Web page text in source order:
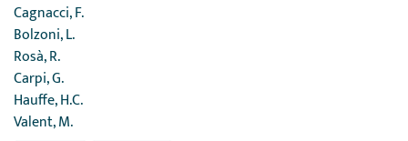
Cagnacci, F.
Bolzoni, L.
Rosà, R.
Carpi, G.
Hauffe, H.C.
Valent, M.